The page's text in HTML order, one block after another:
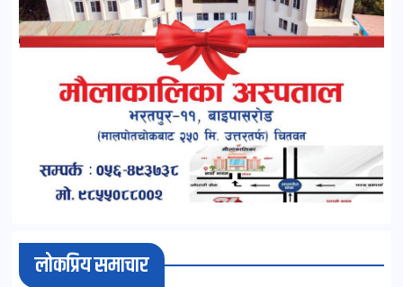
लोकप्रिय समाचार